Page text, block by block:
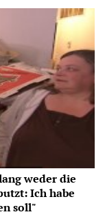
weder die
Ich habe
soll"